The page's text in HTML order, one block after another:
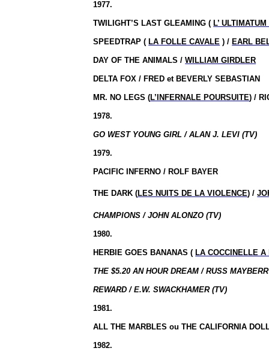
1977.
TWILIGHT’S LAST GLEAMING ( L’
SPEEDTRAP ( LA FOLLE CAVALE ) / EARL
DAY OF THE ANIMALS /WILLIAM GIRDLER
DELTA FOX / FRED et BEVERLY SEBASTIAN
MR. NO LEGS (L’INFERNALE POURSUITE) /
1978.
GO WEST YOUNG GIRL / ALAN J. LEVI (TV)
1979.
PACIFIC INFERNO / ROLF BAYER
THE DARK (LES NUITS DE LA VIOLENCE) /
CHAMPIONS / JOHN ALONZO (TV)
1980.
HERBIE GOES BANANAS ( LA COCCINELLE A
THE $5.20 AN HOUR DREAM / RUSS
REWARD / E.W. SWACKHAMER (TV)
1981.
ALL THE MARBLES ou THE CALIFORNIA
1982.